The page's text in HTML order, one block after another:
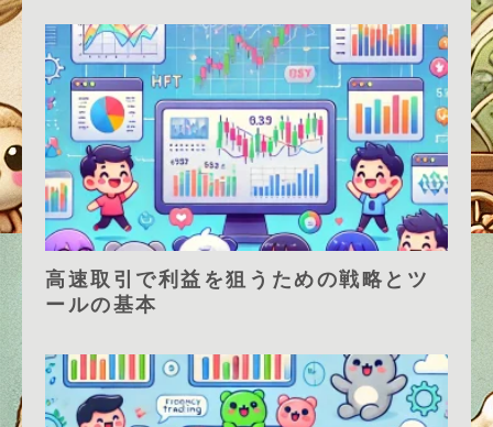
高速取引で利益を狙うための戦略とツ
ールの基本